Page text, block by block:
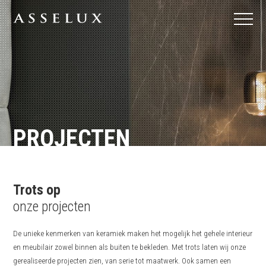
PROJECTEN
Trots op
onze projecten
De unieke kenmerken van keramiek maken het mogelijk het gehele interieur
en meubilair zowel binnen als buiten te bekleden. Met trots laten wij onze
gerealiseerde projecten zien, van serie tot maatwerk. Ook samen een